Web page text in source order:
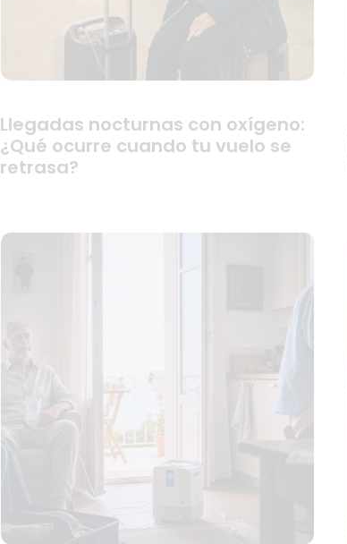
Llegadas nocturnas con oxígeno:
¿Qué ocurre cuando tu vuelo se
retrasa?